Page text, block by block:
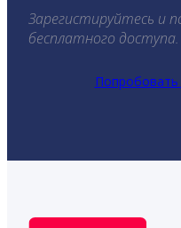
Зарегистируйтесь и
бесплатного доступа.
Попробовать